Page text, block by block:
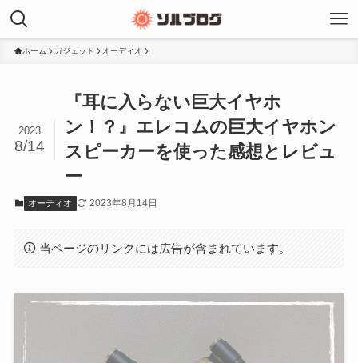
ホーム ガジェット オーディオ
『耳に入らない巨大イヤホ
ン！？』エレコムの巨大イヤホン
スピーカーを使った感想とレビュ
ー
2023
8/14
オーディオ 2023年8月14日
当ページのリンクには広告が含まれています。